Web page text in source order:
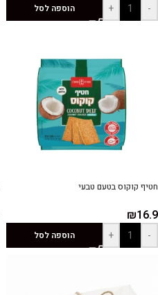
-
+ הוספה לסל
חטיף קוקוס בטעם טבעי
₪16.9
-
+ הוספה לסל